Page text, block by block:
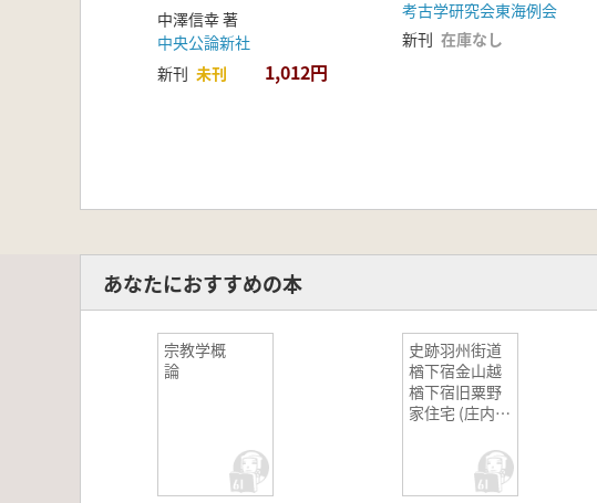
い世界
中澤信幸 著
中央公論新社
新刊 未刊 1,012円
考古学研究会東海例会
新刊 在庫なし
あなたにおすすめの本
宗教学概
論
史跡羽州街道
楢下宿金山越
楢下宿旧粟野
家住宅 (庄内